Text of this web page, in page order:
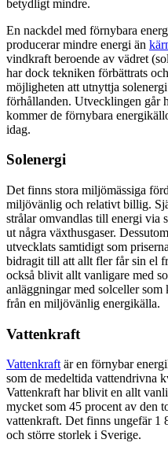
betydligt mindre.
En nackdel med förnybara
producerar mindre energi än
vindkraft beroende av vädret
har dock tekniken förbättrats
möjligheten att utnyttja
förhållanden. Utvecklingen går
kommer de förnybara
idag.
Solenergi
Det finns stora miljömässiga
miljövänlig och relativt billig.
strålar omvandlas till energi via
ut några växthusgaser.
utvecklats samtidigt som
bidragit till att allt fler får sin el
också blivit allt vanligare med
anläggningar med solceller som
från en miljövänlig energikälla.
Vattenkraft
Vattenkraftär en förnybar
som de medeltida vattendrivna
Vattenkraft har blivit en allt
mycket som 45 procent av den
vattenkraft. Det finns ungefär 1
och större storlek i Sverige.